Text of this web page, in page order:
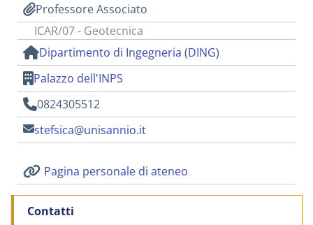
Contatti
Professore Associato
ICAR/07 - Geotecnica
Dipartimento di Ingegneria (DING)
Palazzo dell'INPS
0824305512
stefsica@unisannio.it
Pagina personale di ateneo